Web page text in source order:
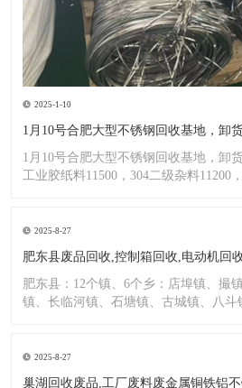
2025-1-10
1月10号合肥大型不锈钢回收基地，卸
1月10号合肥大型不锈钢回收基地，卸
工业胶纸料11500，304二级杂料11200
2025-8-27
肥东县废品回收,控制箱回收,电动机回
肥东县：12个镇、6个乡：店埠镇、撮
镇、长临河镇、石塘镇、古城镇、八斗
2025-8-27
巢湖回收废品,工厂废料废金属铜铁铝